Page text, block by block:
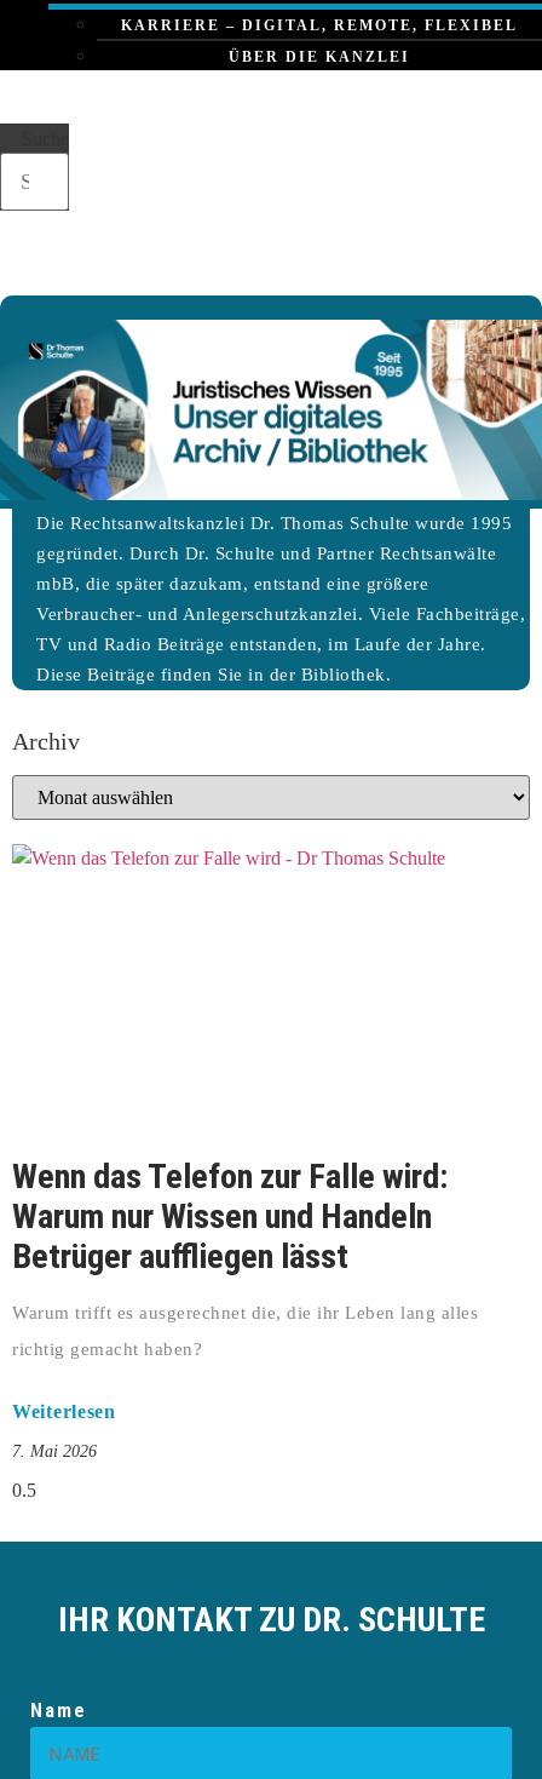
KARRIERE – DIGITAL, REMOTE, FLEXIBEL
ÜBER DIE KANZLEI
Die Rechtsanwaltskanzlei Dr. Thomas Schulte wurde 1995
gegründet. Durch Dr. Schulte und Partner Rechtsanwälte
mbB, die später dazukam, entstand eine größere
Verbraucher- und Anlegerschutzkanzlei. Viele Fachbeiträge,
TV und Radio Beiträge entstanden, im Laufe der Jahre.
Diese Beiträge finden Sie in der Bibliothek.
Archiv
Archiv
Wenn das Telefon zur Falle wird:
Warum nur Wissen und Handeln
Betrüger auffliegen lässt
Warum trifft es ausgerechnet die, die ihr Leben lang alles
richtig gemacht haben?
Weiterlesen
7. Mai 2026
IHR KONTAKT ZU DR. SCHULTE
Name